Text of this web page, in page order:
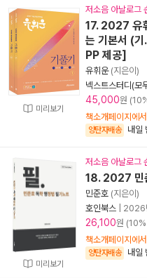
미리보기
저소음 아날로그
17. 2027 유
는 기본서 (
PP 제공]
유휘운(지은이)
넥스트스터디(모
45,000원
책소개페이지에
양탄자배송 내일
미리보기
저소음 아날로그
18. 2027 민
민준호 (지은이)
호인북스
2026
26,100원
책소개페이지에
양탄자배송 내일